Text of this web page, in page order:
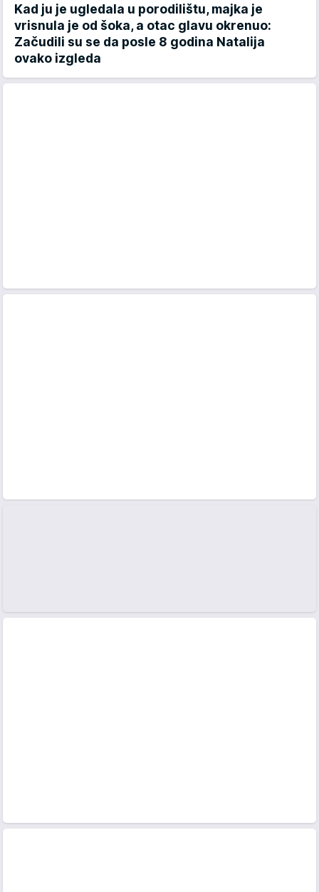
Kad ju je ugledala u porodilištu, majka je
vrisnula je od šoka, a otac glavu okrenuo:
Začudili su se da posle 8 godina Natalija
ovako izgleda